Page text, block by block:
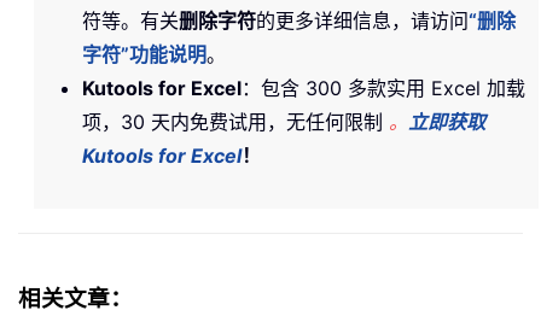
符等。有关删除字符的更多详细信息，请访问“删除
字符”功能说明。
Kutools for Excel：包含 300 多款实用 Excel 加载
项，30 天内免费试用，无任何限制 。 立即获取
Kutools for Excel！
相关文章：